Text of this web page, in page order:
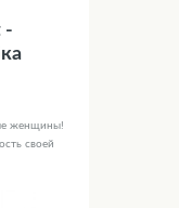
-
женщины!
своей